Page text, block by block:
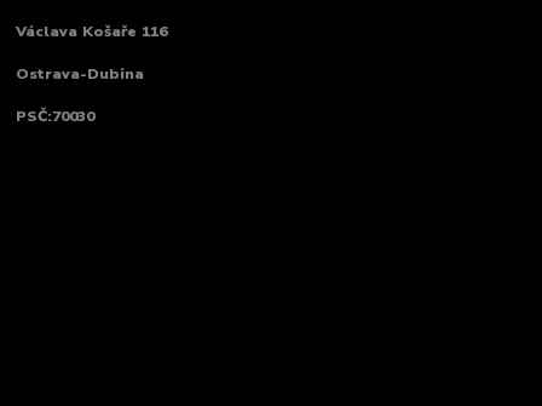
Václava Košaře 116
Ostrava-Dubina
PSČ:70030